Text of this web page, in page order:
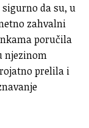
da su, u
zahvalni
poručila
njezinom
prelila i